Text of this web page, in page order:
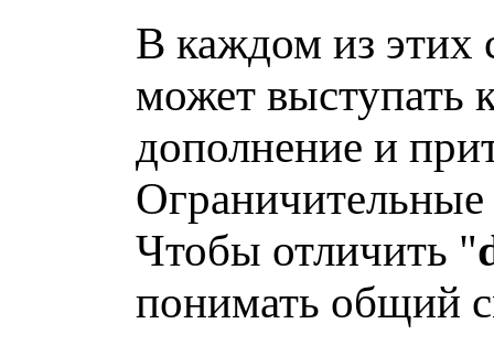
В каждом из этих
может выступать
дополнение и
Чтобы отличить "
понимать общий